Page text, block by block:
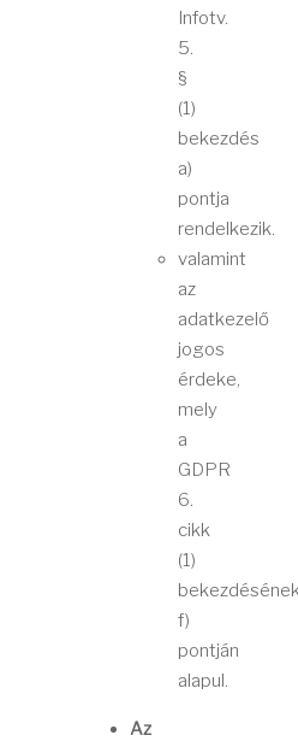
Infotv.
5.
§
(1)
bekezdés
a)
pontja
rendelkezik.
valamint
az
adatkezelő
jogos
érdeke,
mely
a
GDPR
6.
cikk
(1)
bekezdésének
f)
pontján
alapul.
Az